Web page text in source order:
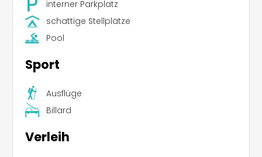
interner Parkplatz
schattige Stellplätze
Pool
Sport
Ausflüge
Billard
Verleih